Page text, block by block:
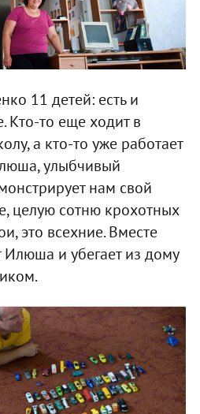
11 детей: есть и
Кто-то еще ходит в
а кто-то уже работает
улыбчивый
нам свой
целую сотню крохотных
это всехние. Вместе
Илюша и убегает из дому